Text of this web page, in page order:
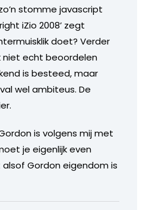
stomme javascript
iZio 2008’ zegt
doet? Verder
niet echt beoordelen
is besteed, maar
wel ambiteus. De
is volgens mij met
je eigenlijk even
alsof Gordon eigendom is